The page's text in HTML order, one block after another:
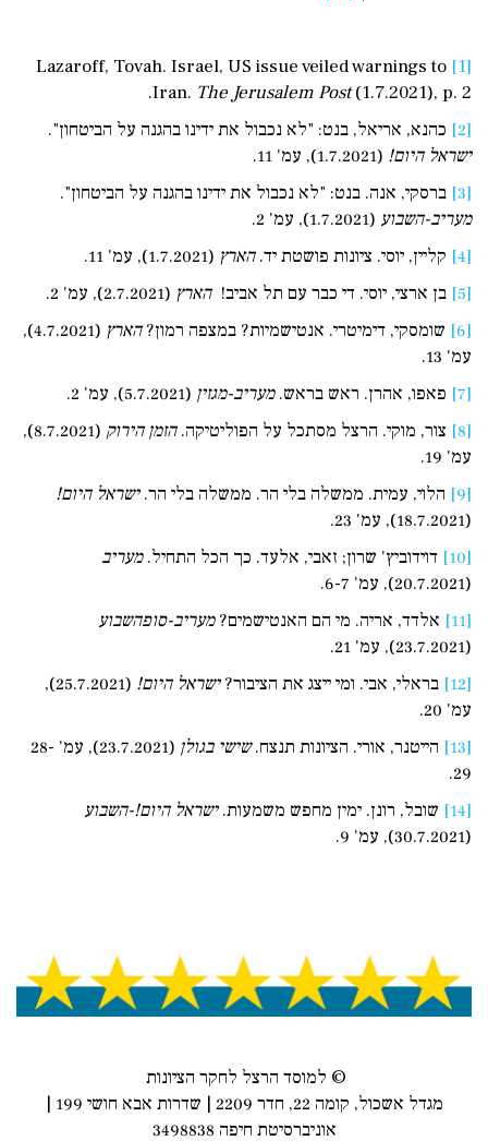
[1]
Lazaroff, Tovah. Israel, US issue veiled warnings to
Iran. The Jerusalem Post(1.7.2021), p. 2.
[2]
כהנא, אריאל, בנט: "לא נכבול את ידינו בהגנה על הביטחון".
ישראל היום! (1.7.2021), עמ' 11.
[3]
ברסקי, אנה. בנט: "לא נכבול את ידינו בהגנה על הביטחון".
מעריב-השבוע (1.7.2021), עמ' 2.
[4]
קליין, יוסי. ציונות פושטת יד.הארץ (1.7.2021), עמ' 11.
[5]
בן ארצי, יוסי. די כבר עם תל אביב!הארץ (2.7.2021), עמ' 2.
[6]
שומסקי, דימיטרי. אנטישמיות? במצפה רמון?הארץ
(4.7.2021),
עמ' 13.
[7]
פאפו, אהרן. ראש בראש.מעריב-מגזין (5.7.2021), עמ' 2.
[8]
צור, מוקי. הרצל מסתכל על הפוליטיקה.הזמן הירוק
(8.7.2021),
עמ' 19.
[9]
הלוי, עמית. ממשלה בלי הר. ממשלה בלי הר.ישראל היום!
(18.7.2021), עמ' 23.
[10]
דוידוביץ' שרון; זאבי, אלעד. כך הכל התחיל.מעריב
(20.7.2021), עמ' 6-7.
[11]
אלדד, אריה. מי הם האנטישמים?מעריב-סופהשבוע
(23.7.2021), עמ' 21.
[12]
בראלי, אבי. ומי ייצג את הציבור?ישראל היום!
(25.7.2021),
עמ' 20.
[13]
הייטנר, אורי. הציונות תנצח.שישי בגולן
(23.7.2021), עמ' 28-
29.
[14]
שובל, רונן. ימין מחפש משמעות.ישראל היום!-השבוע
(30.7.2021), עמ' 9.
© למוסד הרצל לחקר הציונות
מגדל אשכול, קומה 22, חדר 2209 | שדרות אבא חושי 199 |
אוניברסיטת חיפה 3498838